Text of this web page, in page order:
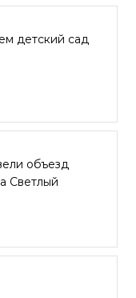
детский сад
объезд
Светлый